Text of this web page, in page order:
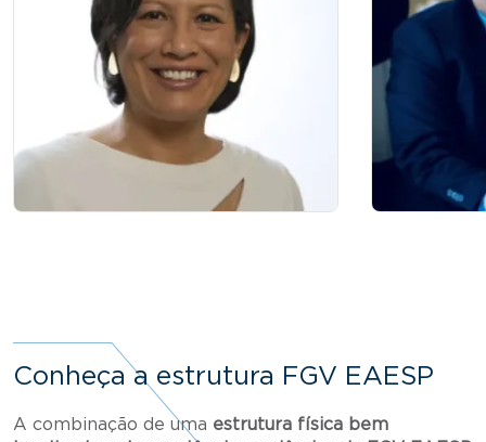
Conheça a estrutura FGV EAESP
A combinação de uma estrutura física bem